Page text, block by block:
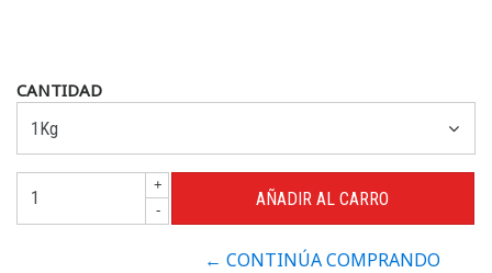
CANTIDAD
+
-
← CONTINÚA COMPRANDO